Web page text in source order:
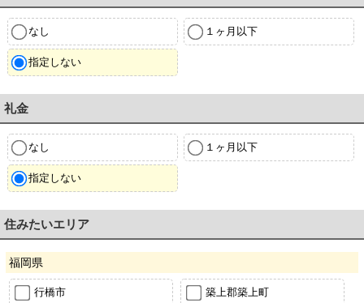
なし １ヶ月以下
指定しない
礼金
なし １ヶ月以下
指定しない
住みたいエリア
福岡県
行橋市 築上郡築上町